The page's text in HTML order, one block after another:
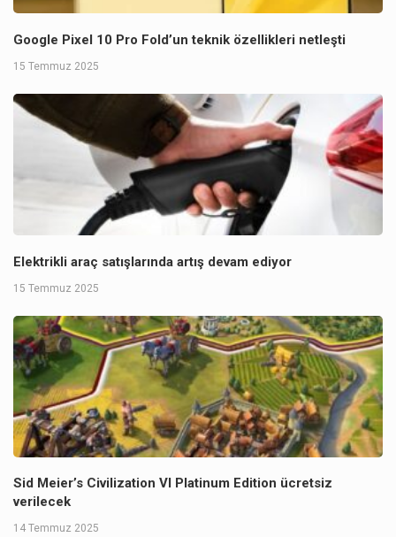
Google Pixel 10 Pro Fold’un teknik özellikleri netleşti
15 Temmuz 2025
Elektrikli araç satışlarında artış devam ediyor
15 Temmuz 2025
Sid Meier’s Civilization VI Platinum Edition ücretsiz
verilecek
14 Temmuz 2025